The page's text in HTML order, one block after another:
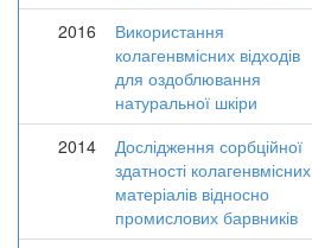
2016
Використання
колагенвмісних відходів
для оздоблювання
натуральної шкіри
2014
Дослідження сорбційної
здатності колагенвмісних
матеріалів відносно
промислових барвників